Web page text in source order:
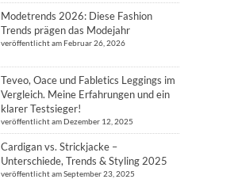
Modetrends 2026: Diese Fashion
Trends prägen das Modejahr
veröffentlicht am Februar 26, 2026
Teveo, Oace und Fabletics Leggings im
Vergleich. Meine Erfahrungen und ein
klarer Testsieger!
veröffentlicht am Dezember 12, 2025
Cardigan vs. Strickjacke –
Unterschiede, Trends & Styling 2025
veröffentlicht am September 23, 2025